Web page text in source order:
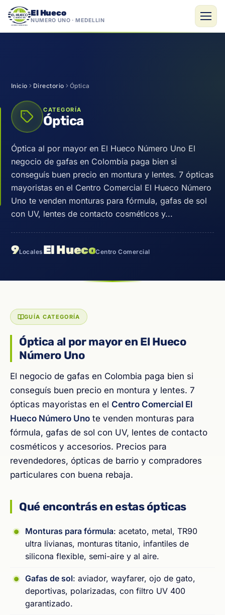
El Hueco
NÚMERO UNO · MEDELLÍN
Inicio Directorio Óptica
CATEGORÍA
Óptica
Óptica al por mayor en El Hueco Número Uno El
negocio de gafas en Colombia paga bien si
conseguís buen precio en montura y lentes. 7 ópticas
mayoristas en el Centro Comercial El Hueco Número
Uno te venden monturas para fórmula, gafas de sol
con UV, lentes de contacto cosméticos y...
9Locales El HuecoCentro Comercial
GUÍA CATEGORÍA
Óptica al por mayor en El Hueco
Número Uno
El negocio de gafas en Colombia paga bien si
conseguís buen precio en montura y lentes. 7
ópticas mayoristas en el Centro Comercial El
Hueco Número Uno te venden monturas para
fórmula, gafas de sol con UV, lentes de contacto
cosméticos y accesorios. Precios para
revendedores, ópticas de barrio y compradores
particulares con buena rebaja.
Qué encontrás en estas ópticas
Monturas para fórmula: acetato, metal, TR90
ultra livianas, monturas titanio, infantiles de
silicona flexible, semi-aire y al aire.
Gafas de sol: aviador, wayfarer, ojo de gato,
deportivas, polarizadas, con filtro UV 400
garantizado.